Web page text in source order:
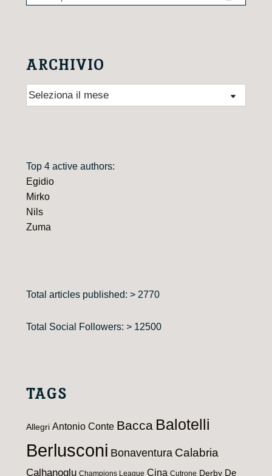
ARCHIVIO
Archivio
Top 4 active authors:
Egidio
Mirko
Nils
Zuma
Total articles published: > 2770
Total Social Followers: > 12500
TAGS
Allegri Antonio Conte Bacca Balotelli
Berlusconi Bonaventura Calabria
Calhanoglu Champions League Cina Cutrone Derby De